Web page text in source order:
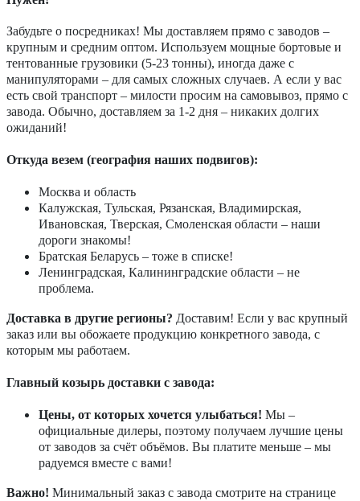
Забудьте о посредниках! Мы доставляем прямо с заводов –
крупным и средним оптом. Используем мощные бортовые и
тентованные грузовики (5-23 тонны), иногда даже с
манипуляторами – для самых сложных случаев. А если у вас
есть свой транспорт – милости просим на самовывоз, прямо с
завода. Обычно, доставляем за 1-2 дня – никаких долгих
ожиданий!
Откуда везем (география наших подвигов):
Москва и область
Калужская, Тульская, Рязанская, Владимирская,
Ивановская, Тверская, Смоленская области – наши
дороги знакомы!
Братская Беларусь – тоже в списке!
Ленинградская, Калининградские области – не
проблема.
Доставка в другие регионы? Доставим! Если у вас крупный
заказ или вы обожаете продукцию конкретного завода, с
которым мы работаем.
Главный козырь доставки с завода:
Цены, от которых хочется улыбаться! Мы –
официальные дилеры, поэтому получаем лучшие цены
от заводов за счёт объёмов. Вы платите меньше – мы
радуемся вместе с вами!
Важно! Минимальный заказ с завода смотрите на странице